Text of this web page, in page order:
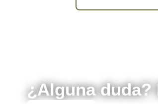
¿Alguna duda?